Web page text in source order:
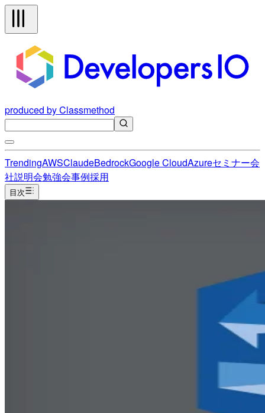
produced by Classmethod
TrendingAWSClaudeBedrockGoogle CloudAzureセミナー会
社説明会勉強会事例採用
目次